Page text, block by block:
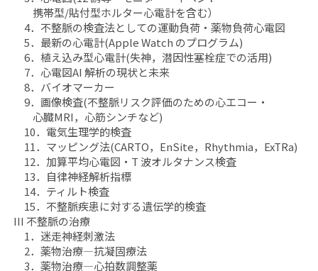
数
量
を
減
す
数
量
を
増
や
す
携帯型/貼付型ホルター心電計を含む）
4．不整脈の検査法としての運動負荷・薬物負荷心電図
5．最新の心電計(Apple Watch のプログラム)
6．植え込み型心電計(失神，潜因性塞栓症での活用)
7．心電図AI 解析の現状と未来
8．バイオマーカー
9．画像検査(不整脈リスク評価のための心エコー・
心臓MRI，心筋シンチなど)
10．電気生理学的検査
11．マッピング法(CARTO，EnSite，Rhythmia，ExTRa)
12．加算平均心電図・T 波オルタナンス検査
13．自律神経解析指標
14．ティルト検査
15．不整脈疾患に対する遺伝学的検査
III 不整脈の治療
1．迷走神経刺激法
2．薬物治療―抗凝固療法
3．薬物治療―心拍数調整薬